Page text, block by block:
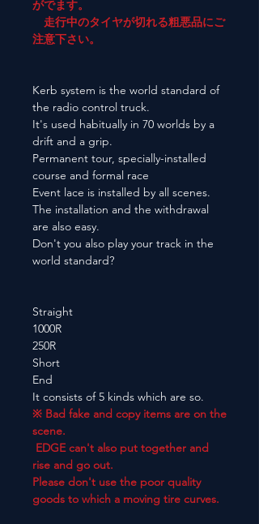
がでます。
走行中のタイヤが切れる粗悪品にご
注意下さい。
Kerb system is the world standard of
the radio control truck.
It's used habitually in 70 worlds by a
drift and a grip.
Permanent tour, specially-installed
course and formal race
Event lace is installed by all scenes.
The installation and the withdrawal
are also easy.
Don't you also play your track in the
world standard?
Straight
1000R
250R
Short
End
It consists of 5 kinds which are so.
※ Bad fake and copy items are on the
scene.
EDGE can't also put together and
rise and go out.
Please don't use the poor quality
goods to which a moving tire curves.